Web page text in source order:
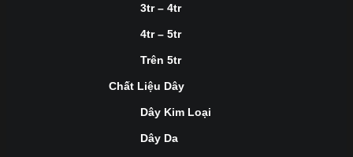
3tr – 4tr
4tr – 5tr
Trên 5tr
Chất Liệu Dây
Dây Kim Loại
Dây Da